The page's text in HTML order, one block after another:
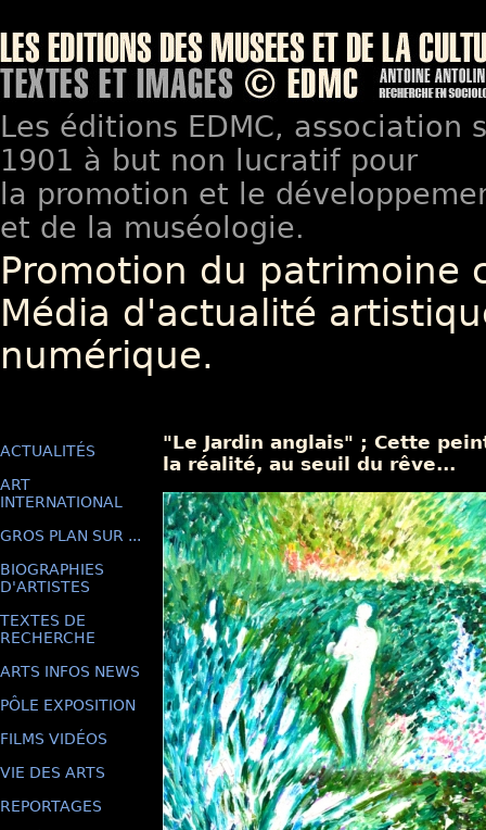
Les éditions EDMC, association
1901 à but non lucratif pour
la promotion et le
et de la muséologie.
Promotion du patrimoine
Média d'actualité
numérique.
ACTUALITÉS
ART
INTERNATIONAL
GROS PLAN SUR ...
BIOGRAPHIES
D'ARTISTES
TEXTES DE
RECHERCHE
ARTS INFOS NEWS
PÔLE EXPOSITION
FILMS VIDÉOS
VIE DES ARTS
REPORTAGES
"Le Jardin anglais" ; Cette
la réalité, au seuil du rêve...